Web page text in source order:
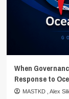
When
Response to
MASTKD Alex